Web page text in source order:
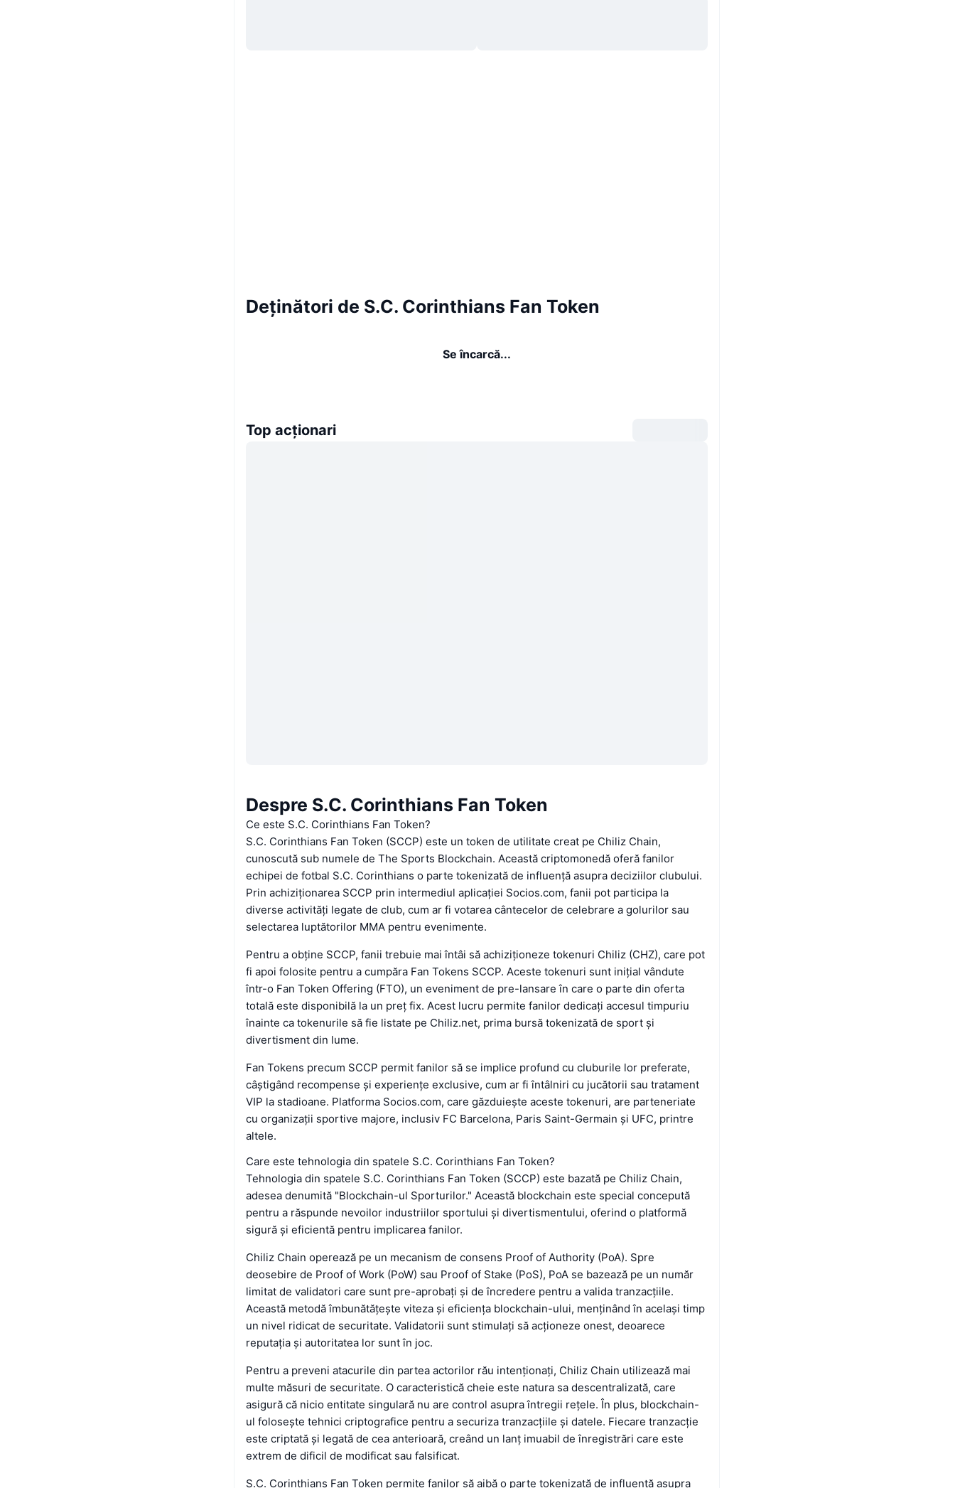
Deținători de S.C. Corinthians Fan Token
Se încarcă...
Top acționari
Despre S.C. Corinthians Fan Token
Ce este S.C. Corinthians Fan Token?
S.C. Corinthians Fan Token (SCCP) este un token de utilitate creat pe Chiliz Chain,
cunoscută sub numele de The Sports Blockchain. Această criptomonedă oferă fanilor
echipei de fotbal S.C. Corinthians o parte tokenizată de influență asupra deciziilor clubului.
Prin achiziționarea SCCP prin intermediul aplicației Socios.com, fanii pot participa la
diverse activități legate de club, cum ar fi votarea cântecelor de celebrare a golurilor sau
selectarea luptătorilor MMA pentru evenimente.
Pentru a obține SCCP, fanii trebuie mai întâi să achiziționeze tokenuri Chiliz (CHZ), care pot
fi apoi folosite pentru a cumpăra Fan Tokens SCCP. Aceste tokenuri sunt inițial vândute
într-o Fan Token Offering (FTO), un eveniment de pre-lansare în care o parte din oferta
totală este disponibilă la un preț fix. Acest lucru permite fanilor dedicați accesul timpuriu
înainte ca tokenurile să fie listate pe Chiliz.net, prima bursă tokenizată de sport și
divertisment din lume.
Fan Tokens precum SCCP permit fanilor să se implice profund cu cluburile lor preferate,
câștigând recompense și experiențe exclusive, cum ar fi întâlniri cu jucătorii sau tratament
VIP la stadioane. Platforma Socios.com, care găzduiește aceste tokenuri, are parteneriate
cu organizații sportive majore, inclusiv FC Barcelona, Paris Saint-Germain și UFC, printre
altele.
Care este tehnologia din spatele S.C. Corinthians Fan Token?
Tehnologia din spatele S.C. Corinthians Fan Token (SCCP) este bazată pe Chiliz Chain,
adesea denumită "Blockchain-ul Sporturilor." Această blockchain este special concepută
pentru a răspunde nevoilor industriilor sportului și divertismentului, oferind o platformă
sigură și eficientă pentru implicarea fanilor.
Chiliz Chain operează pe un mecanism de consens Proof of Authority (PoA). Spre
deosebire de Proof of Work (PoW) sau Proof of Stake (PoS), PoA se bazează pe un număr
limitat de validatori care sunt pre-aprobați și de încredere pentru a valida tranzacțiile.
Această metodă îmbunătățește viteza și eficiența blockchain-ului, menținând în același timp
un nivel ridicat de securitate. Validatorii sunt stimulați să acționeze onest, deoarece
reputația și autoritatea lor sunt în joc.
Pentru a preveni atacurile din partea actorilor rău intenționați, Chiliz Chain utilizează mai
multe măsuri de securitate. O caracteristică cheie este natura sa descentralizată, care
asigură că nicio entitate singulară nu are control asupra întregii rețele. În plus, blockchain-
ul folosește tehnici criptografice pentru a securiza tranzacțiile și datele. Fiecare tranzacție
este criptată și legată de cea anterioară, creând un lanț imuabil de înregistrări care este
extrem de dificil de modificat sau falsificat.
S.C. Corinthians Fan Token permite fanilor să aibă o parte tokenizată de influență asupra